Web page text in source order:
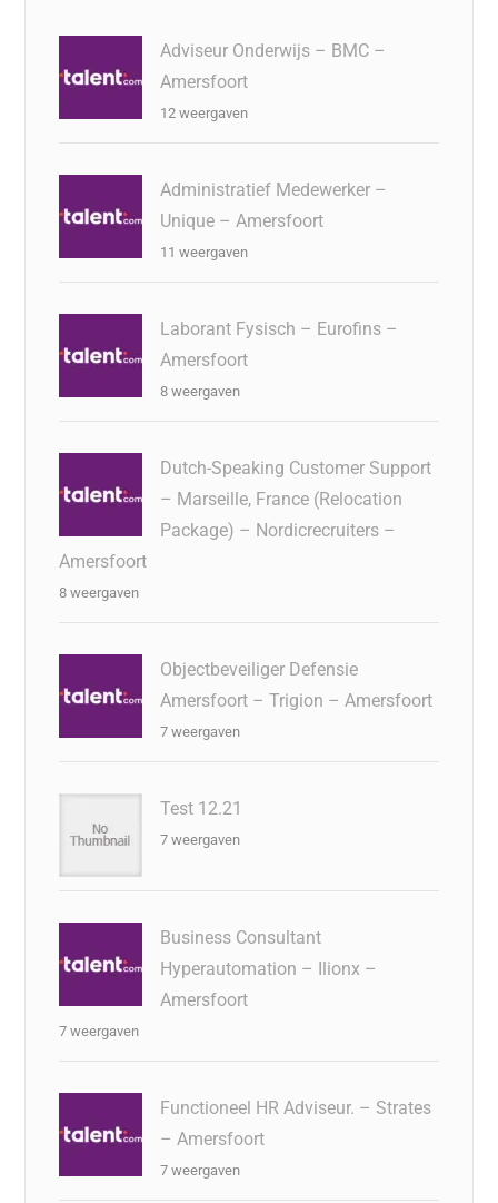
Adviseur Onderwijs – BMC –
Amersfoort
12 weergaven
Administratief Medewerker –
Unique – Amersfoort
11 weergaven
Laborant Fysisch – Eurofins –
Amersfoort
8 weergaven
Dutch-Speaking Customer Support
– Marseille, France (Relocation
Package) – Nordicrecruiters –
Amersfoort
8 weergaven
Objectbeveiliger Defensie
Amersfoort – Trigion – Amersfoort
7 weergaven
Test 12.21
7 weergaven
Business Consultant
Hyperautomation – Ilionx –
Amersfoort
7 weergaven
Functioneel HR Adviseur. – Strates
– Amersfoort
7 weergaven